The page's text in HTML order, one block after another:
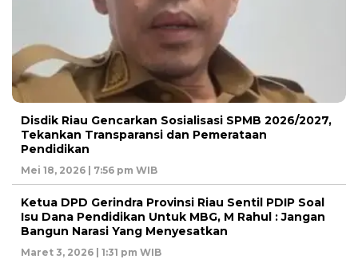
Disdik Riau Gencarkan Sosialisasi SPMB 2026/2027,
Tekankan Transparansi dan Pemerataan
Pendidikan
Mei 18, 2026 | 7:56 pm WIB
Ketua DPD Gerindra Provinsi Riau Sentil PDIP Soal
Isu Dana Pendidikan Untuk MBG, M Rahul : Jangan
Bangun Narasi Yang Menyesatkan
Maret 3, 2026 | 1:31 pm WIB